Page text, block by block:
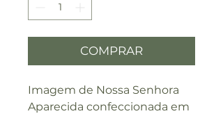
COMPRAR
Imagem de Nossa Senhora
Aparecida confeccionada em